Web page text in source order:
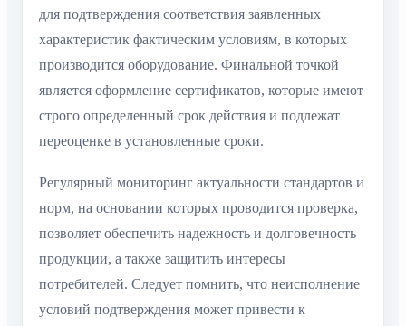
для подтверждения соответствия заявленных
характеристик фактическим условиям, в которых
производится оборудование. Финальной точкой
является оформление сертификатов, которые имеют
строго определенный срок действия и подлежат
переоценке в установленные сроки.
Регулярный мониторинг актуальности стандартов и
норм, на основании которых проводится проверка,
позволяет обеспечить надежность и долговечность
продукции, а также защитить интересы
потребителей. Следует помнить, что неисполнение
условий подтверждения может привести к